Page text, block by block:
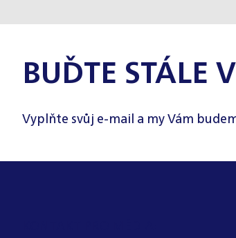
BUĎTE STÁLE
Vyplňte svůj e-mail a my Vám